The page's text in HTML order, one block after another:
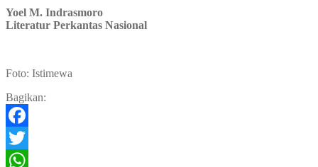
Yoel M. Indrasmoro
Literatur Perkantas Nasional
Foto: Istimewa
Bagikan:
Facebook
Twitter